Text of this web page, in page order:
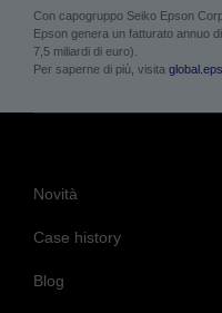
Con capogruppo Seiko Epson
Epson genera un fatturato annuo
7,5 miliardi di euro).
Per saperne di più, visita
Novità
Case history
Blog